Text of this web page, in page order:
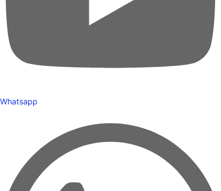
Whatsapp